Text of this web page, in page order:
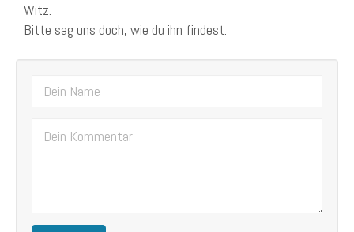
Witz.
Bitte sag uns doch, wie du ihn findest.